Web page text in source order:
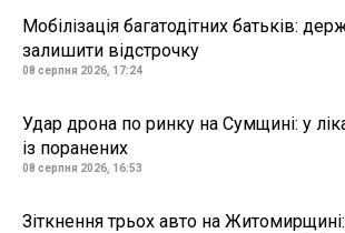
Мобілізація багатодітних батьків:
залишити відстрочку
08 серпня 2026, 17:24
Удар дрона по ринку на Сумщині: у
із поранених
08 серпня 2026, 16:53
Зіткнення трьох авто на